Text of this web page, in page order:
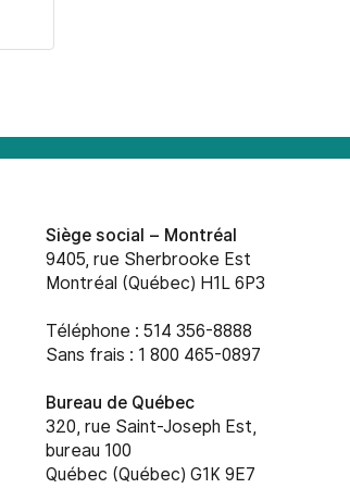
Siège social – Montréal
9405, rue Sherbrooke Est
Montréal (Québec) H1L 6P3
Téléphone : 514 356-8888
Sans frais : 1 800 465-0897
Bureau de Québec
320, rue Saint-Joseph Est,
bureau 100
Québec (Québec) G1K 9E7